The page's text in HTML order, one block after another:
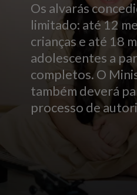
Os alvarás
limitado: até 12
crianças e até 18
adolescentes a
completos. O
também deverá
processo de